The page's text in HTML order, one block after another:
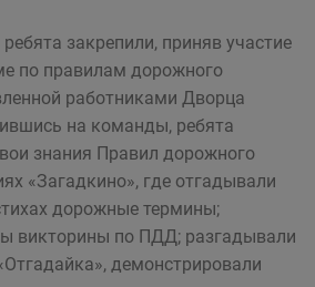
закрепили, приняв участие
по правилам дорожного
работниками Дворца
на команды, ребята
знания Правил дорожного
«Загадкино», где отгадывали
дорожные термины;
викторины по ПДД; разгадывали
демонстрировали